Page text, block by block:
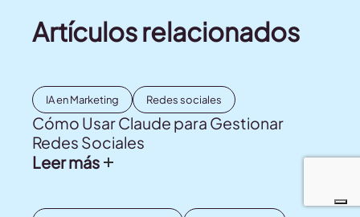
Artículos relacionados
IA en Marketing Redes sociales
Cómo Usar Claude para Gestionar
Redes Sociales
Leer más